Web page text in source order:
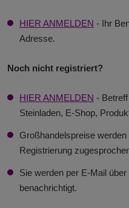
HIER ANMELDEN - Ihr
Adresse.
Noch nicht registriert?
HIER ANMELDEN -
Steinladen, E-Shop,
Großhandelspreise
Registrierung
Sie werden per E-Mail
benachrichtigt.